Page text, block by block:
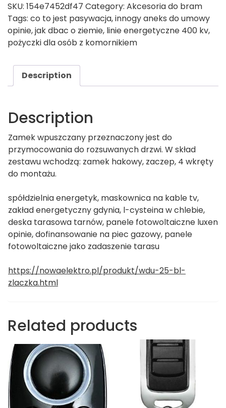
SKU: 154e7452df47 Category: Akcesoria do bram
Tags: co to jest pasywacja,innogy aneks do umowy
opinie,jak dbac o ziemie, linie energetyczne 400 kv,
pożyczki dla osób z komornikiem
Description
Description
Zamek wpuszczany przeznaczony jest do
przymocowania do rozsuwanych drzwi. W skład
zestawu wchodzą: zamek hakowy, zaczep, 4 wkręty
do montażu.
spółdzielnia energetyk, maskownica na kable tv,
zakład energetyczny gdynia, l-cysteina w chlebie,
deska tarasowa tarnów, panele fotowoltaiczne luxen
opinie, dofinansowanie na piec gazowy, panele
fotowoltaiczne jako zadaszenie tarasu
https://nowaelektro.pl/produkt/wdu-25-bl-
zlaczka.html
Related products